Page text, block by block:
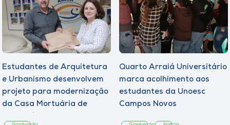
A+
A-
Estudantes de Arquitetura
e Urbanismo desenvolvem
projeto para modernização
da Casa Mortuária de
Quarto Arraiá Universitário
marca acolhimento aos
estudantes da Unoesc
Campos Novos